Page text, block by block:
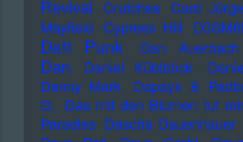
Revival
Crutches Curd
Mayfield Cypress Hill
Daft Punk Dan Auerbach
Dan
Daniel Küblböck
Danny Mark
Dapayk &
G. Das mit den Blumen tut
Paradies Dascha Dauenhauer